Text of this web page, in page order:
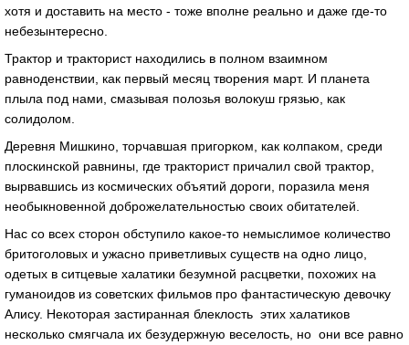
хотя и доставить на место - тоже вполне реально и даже где-то
небезынтересно.
Трактор и тракторист находились в полном взаимном
равноденствии, как первый месяц творения март. И планета
плыла под нами, смазывая полозья волокуш грязью, как
солидолом.
Деревня Мишкино, торчавшая пригорком, как колпаком, среди
плоскинской равнины, где тракторист причалил свой трактор,
вырвавшись из космических объятий дороги, поразила меня
необыкновенной доброжелательностью своих обитателей.
Нас со всех сторон обступило какое-то немыслимое количество
бритоголовых и ужасно приветливых существ на одно лицо,
одетых в ситцевые халатики безумной расцветки, похожих на
гуманоидов из советских фильмов про фантастическую девочку
Алису. Некоторая застиранная блеклость этих халатиков
несколько смягчала их безудержную веселость, но они все равно